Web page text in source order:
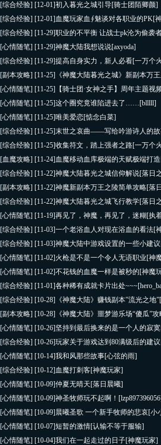
[综合经验] [12-01]初入暮光之城引导[骑士团陌卿颜]
[综合经验] [12-01]血魔玩家血∮魅谈对各职业的PK[
[综合经验] [11-29]职业的不平衡 让战士pk沦为偷袭
[心情随笔] [11-29]神魔大陆我想说说[axyoda]
[综合经验] [11-29]提高自身实力，新人必看[一万个
[副本攻略] [11-25] 《神魔大陆暮光之城》新副本万
[心情随笔] [11-25]
【骑士团·女神之手】周年主题
[心情随笔] [11-25]这个圈究竟谁陷进去了……[blllll]
[心情随笔] [11-25]唯美爱恋[惦念白菜]
[综合经验] [11-25]末世之哀曲——写给吟游诗人的
[综合经验] [11-25]收集符文，踏上强者之路[一万个
[血魔攻略] [11-24]血魔移动血库极端的天赋极端打造
[综合经验] [11-22]神魔大陆暮光之城信仰解说[落日
[副本攻略] [11-22]神魔新副本万王之陵简单攻略[落
[综合经验] [11-22]神魔大陆暮光之城飞行教学[落日
[心情随笔] [11-19]再见了，神魔，再见了，迷糊[执
[综合经验] [11-03]一个老浴血人对现在浴血的看法[
[综合经验] [11-03]神魔大陆中游戏设置的一些小建议
[心情随笔] [11-02]火枪是不是一个令人无语职业[神
[心情随笔] [11-02]不花钱的血魔一样是被秒的[神魔
[综合经验] [11-01]各种稀有成就卡片出处~~~
[综合经验] [10-28] 《神魔大陆》赚钱副本”流光之地”
[副本攻略] [10-28] 《神魔大陆》噩梦游乐场“傻瓜”
[心情随笔] [10-26]坚持到最后换来的是一个人的寂寞
[综合经验] [10-26]玩家关于游戏达到80满级后的建议
[心情随笔] [10-14]我和风那些故事[心弦的雨]
[综合经验] [10-12]血魔打刺客[神魔玩家]
[心情随笔] [10-09]仲夏无晴天[落日晨曦]
[心情随笔] [10-09]神圣牧师玩不起啊！
[心情随笔] [10-09]晨曦圣歌 一个新手牧师的悲哀[小
[心情随笔] [10-07]短暂的激情[认输不等于服输]
[心情随笔] [10-04]我们在一起走过的日子[神魔玩家]